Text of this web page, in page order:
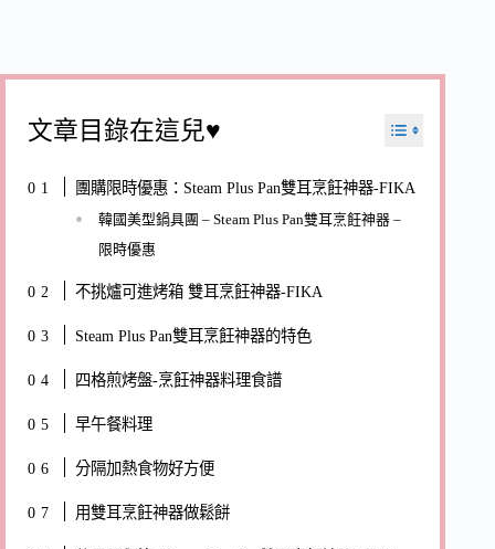
文章目錄在這兒♥
團購限時優惠：Steam Plus Pan雙耳烹飪神器-FIKA
韓國美型鍋具團 – Steam Plus Pan雙耳烹飪神器 –
限時優惠
不挑爐可進烤箱 雙耳烹飪神器-FIKA
Steam Plus Pan雙耳烹飪神器的特色
四格煎烤盤-烹飪神器料理食譜
早午餐料理
分隔加熱食物好方便
用雙耳烹飪神器做鬆餅